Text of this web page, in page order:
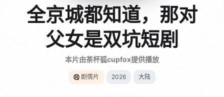
全京城都知道，那对
父女是双坑短剧
本片由茶杯狐cupfox提供播放
剧情片 2026 大陆